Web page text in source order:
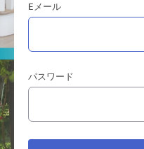
Eメール
パスワード